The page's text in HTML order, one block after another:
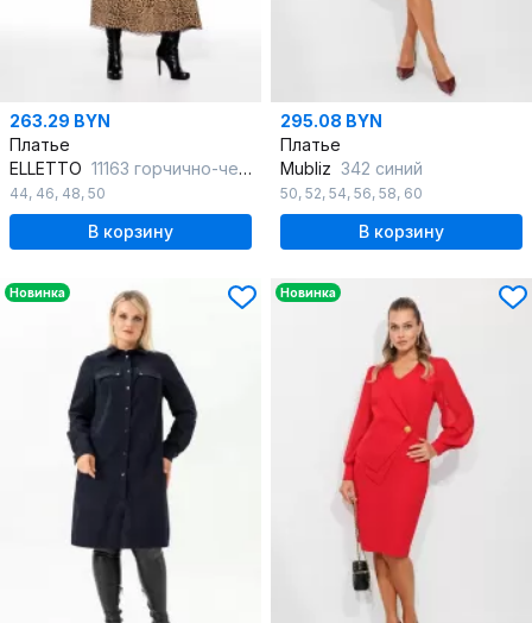
263.29 BYN
Платье
ELLETTO 11163 горчично-черный
44, 46, 48, 50
В корзину
295.08 BYN
Платье
Mubliz 342 синий
50, 52, 54, 56, 58, 60
В корзину
Новинка Новинка